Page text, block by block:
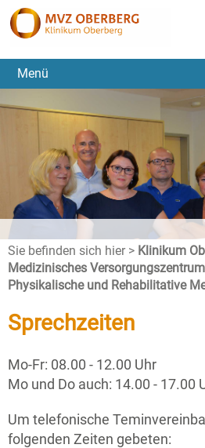
Menü
Sie befinden sich hier > Klinikum
Medizinisches
Physikalische und Rehabilitative
Sprechzeiten
Mo-Fr: 08.00 - 12.00 Uhr
Mo und Do auch: 14.00 - 17.00
Um telefonische
folgenden Zeiten gebeten: